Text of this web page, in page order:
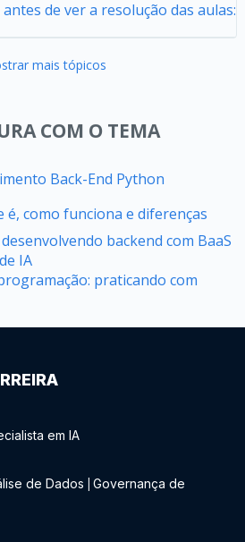
de ver a resolução das aulas:
mais tópicos
COM O TEMA
Back-End Python
é, como funciona e diferenças
backend com BaaS
IA
praticando com
em IA
de Dados
Governança de